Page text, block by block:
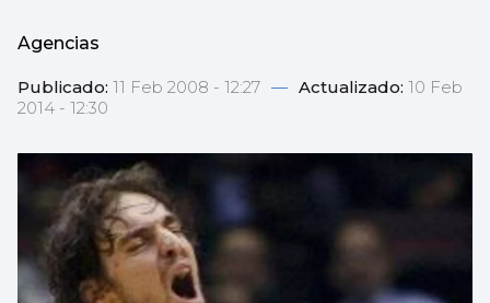
Agencias
Publicado: 11 Feb 2008 - 12:27 — Actualizado: 10 Feb
2014 - 12:30